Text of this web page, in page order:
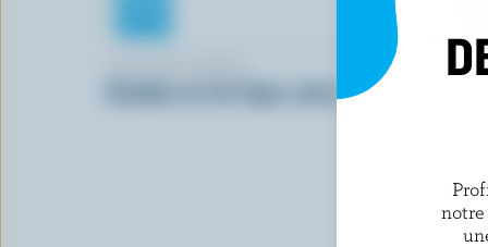
Cheddar mi-fort léger coloré
notre